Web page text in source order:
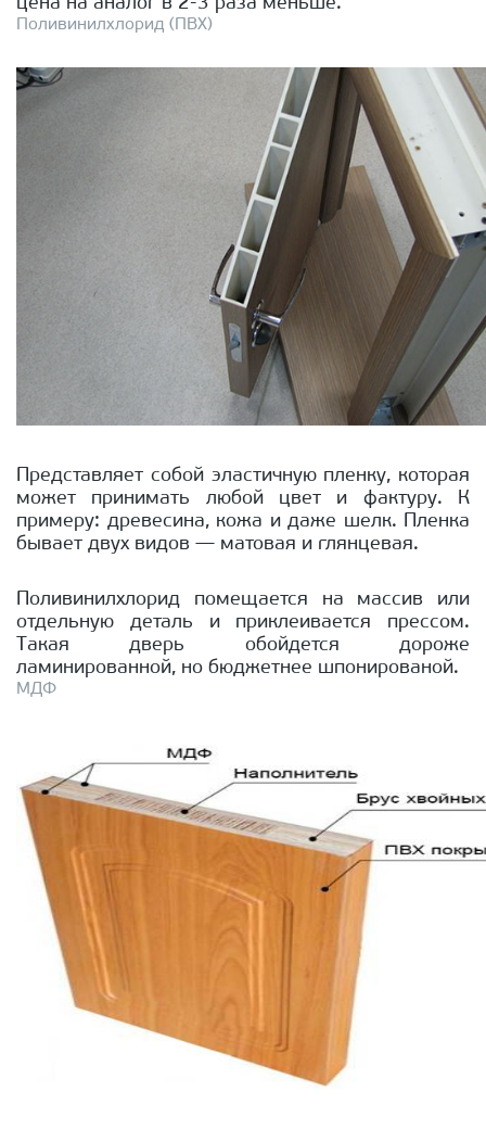
Поливинилхлорид (ПВХ)
Представляет собой эластичную пленку, которая
может принимать любой цвет и фактуру. К
примеру: древесина, кожа и даже шелк. Пленка
бывает двух видов — матовая и глянцевая.
Поливинилхлорид помещается на массив или
отдельную деталь и приклеивается прессом.
Такая дверь обойдется дороже
ламинированной, но бюджетнее шпонированой.
МДФ